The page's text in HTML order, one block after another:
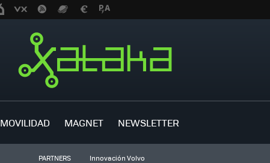
MOVILIDAD MAGNET NEWSLETTER
PARTNERS Innovación Volvo